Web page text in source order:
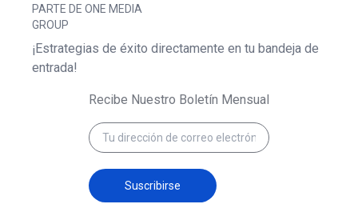
PARTE DE ONE MEDIA
GROUP
¡Estrategias de éxito directamente en tu bandeja de
entrada!
Recibe Nuestro Boletín Mensual
Suscribirse